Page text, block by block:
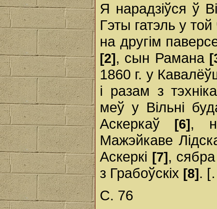
Я нарадзіўся ў
Гэты гатэль у
на другім
[2] , сын Рамана
1860 г. у
і разам з
меў у Вільні
Аскеркаў
[6] ,
Мажэйкаве
Аскеркі [7] , сябра
з Грабоўскіх [8] .
С. 76